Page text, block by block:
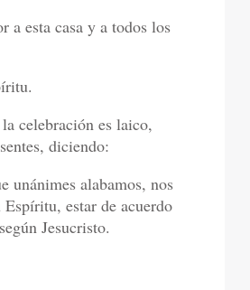
a esta casa y a todos los
celebración es laico,
diciendo:
unánimes alabamos, nos
estar de acuerdo
Jesucristo.